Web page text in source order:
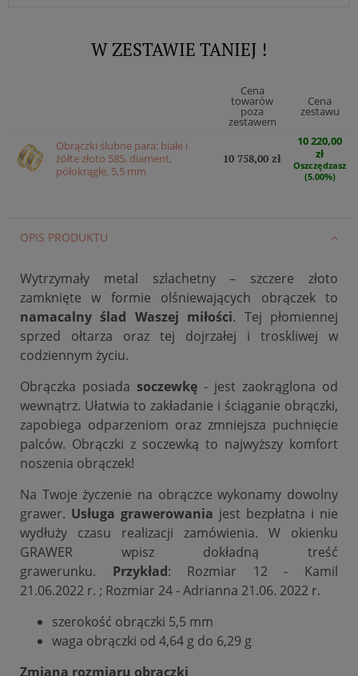
W ZESTAWIE TANIEJ !
Cena
towarów
poza
zestawem
Cena
zestawu
Obrączki ślubne para: białe i
żółte złoto 585, diament,
półokrągłe, 5,5 mm
10 758,00 zł
10 220,00
zł
Oszczędzasz
(5.00%)
OPIS PRODUKTU
Wytrzymały metal szlachetny – szczere złoto
zamknięte w formie olśniewających obrączek to
namacalny ślad Waszej miłości. Tej płomiennej
sprzed ołtarza oraz tej dojrzałej i troskliwej w
codziennym życiu.
Obrączka posiada soczewkę - jest zaokrąglona od
wewnątrz. Ułatwia to zakładanie i ściąganie obrączki,
zapobiega odparzeniom oraz zmniejsza puchnięcie
palców. Obrączki z soczewką to najwyższy komfort
noszenia obrączek!
Na Twoje życzenie na obrączce wykonamy dowolny
grawer. Usługa grawerowania jest bezpłatna i nie
wydłuży czasu realizacji zamówienia. W okienku
GRAWER wpisz dokładną treść
grawerunku.
Przykład: Rozmiar 12 - Kamil
21.06.2022 r. ; Rozmiar 24 - Adrianna 21.06. 2022 r.
szerokość obrączki 5,5 mm
waga obrączki od 4,64 g do 6,29 g
Zmiana rozmiaru obrączki